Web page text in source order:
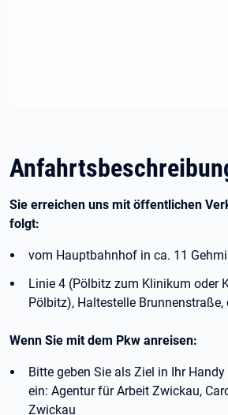
Sie erreichen uns mit öffentlichen
folgt:
vom Hauptbahnhof in ca. 11
Linie 4 (Pölbitz zum Klinikum oder
Pölbitz), Haltestelle Brunnenstraße,
Wenn Sie mit dem Pkw anreisen:
Bitte geben Sie als Ziel in Ihr
ein: Agentur für Arbeit Zwickau,
Zwickau